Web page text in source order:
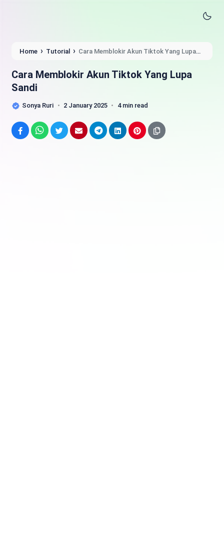
Home › Tutorial › Cara Memblokir Akun Tiktok Yang Lupa
Cara Memblokir Akun Tiktok Yang Lupa
Sandi
Sonya Ruri 2 January 2025 4 min read